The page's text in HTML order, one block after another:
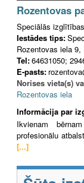
Rozentovas
Speciālās
Iestādes tips:
Rozentovas iela
Tel:64631050;
E-pasts:
Norises vieta(s)
Rozentovas iela
Informācija par
Ikvienam
profesionālu
[...]